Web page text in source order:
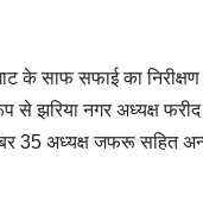
के साफ सफाई का
से झरिया नगर अध्यक्ष फरीद
35 अध्यक्ष जफरू सहित